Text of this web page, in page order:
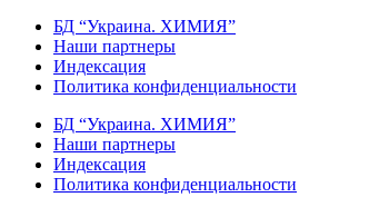
БД “Украина. ХИМИЯ”
Наши партнеры
Индексация
Политика конфиденциальности
БД “Украина. ХИМИЯ”
Наши партнеры
Индексация
Политика конфиденциальности